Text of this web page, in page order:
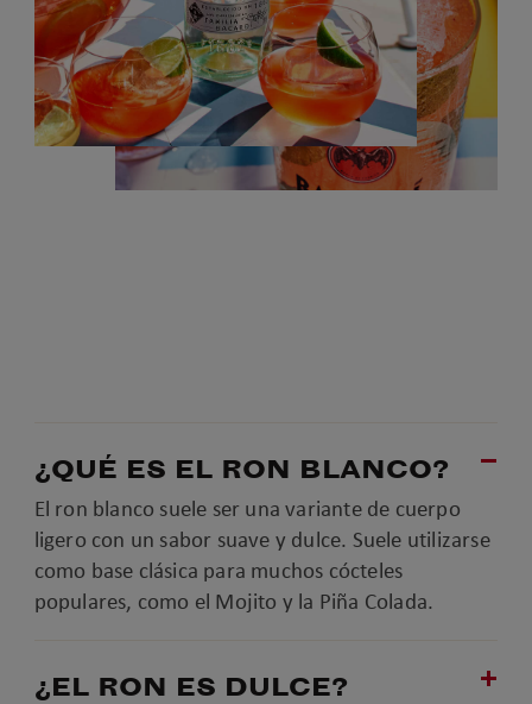
¿QUÉ ES EL RON BLANCO?
El ron blanco suele ser una variante de cuerpo
ligero con un sabor suave y dulce. Suele utilizarse
como base clásica para muchos cócteles
populares, como el Mojito y la Piña Colada.
¿EL RON ES DULCE?